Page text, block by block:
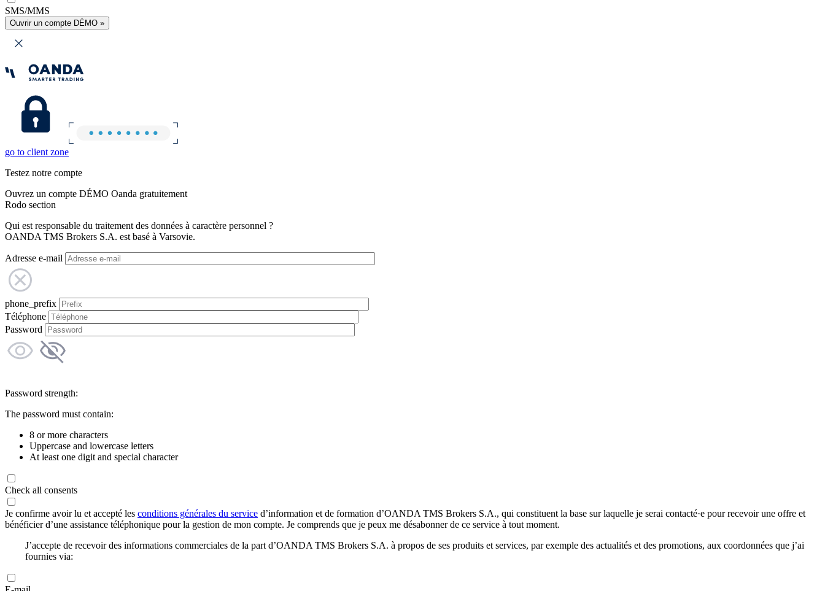
SMS/MMS
Ouvrir un compte DÉMO »
go to client zone
Testez notre compte
Ouvrez un compte DÉMO Oanda gratuitement
Rodo section
Qui est responsable du traitement des données à caractère personnel ?
OANDA TMS Brokers S.A. est basé à Varsovie.
Adresse e-mail
phone_prefix
Téléphone
Password
Password strength:
The password must contain:
8 or more characters
Uppercase and lowercase letters
At least one digit and special character
Check all consents
Je confirme avoir lu et accepté les conditions générales du service d’information et de formation d’OANDA TMS Brokers S.A., qui constituent la base sur laquelle je serai contacté·e pour recevoir une offre et
bénéficier d’une assistance téléphonique pour la gestion de mon compte. Je comprends que je peux me désabonner de ce service à tout moment.
J’accepte de recevoir des informations commerciales de la part d’OANDA TMS Brokers S.A. à propos de ses produits et services, par exemple des actualités et des promotions, aux coordonnées que j’ai
fournies via: